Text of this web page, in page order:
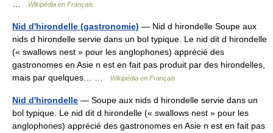
Wikipédia en Français
Nid d'hirondelle (gastronomie) — Nid d hirondelle Soupe aux
nids d hirondelle servie dans un bol typique. Le nid dit d hirondelle
(« swallows nest » pour les anglophones) apprécié des
gastronomes en Asie n est en fait pas produit par des hirondelles,
mais par quelques… …
Wikipédia en Français
Nid d'hirondelle — Soupe aux nids d hirondelle servie dans un
bol typique. Le nid dit d hirondelle (« swallows nest » pour les
anglophones) apprécié des gastronomes en Asie n est en fait pas